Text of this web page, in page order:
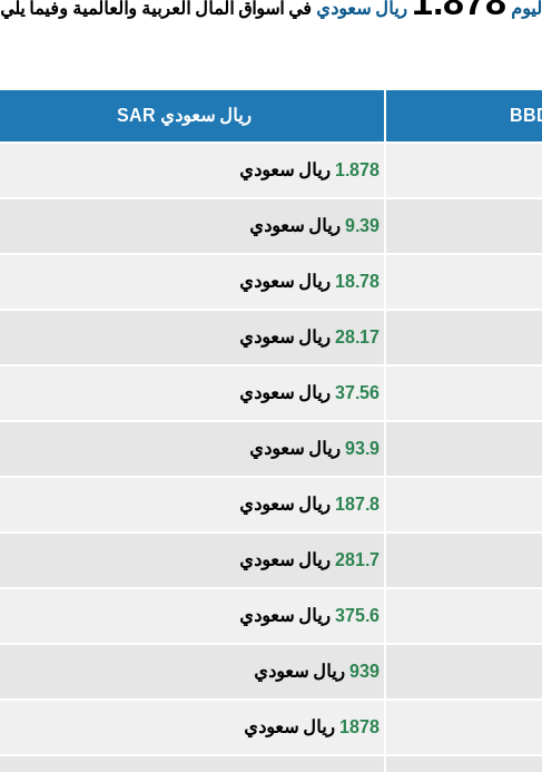
اليوم ريال سعودي في اسواق المال العربية والعالمية وفيما يلي
ريال سعودي SAR
1.878 ريال سعودي
9.39 ريال سعودي
18.78 ريال سعودي
28.17 ريال سعودي
37.56 ريال سعودي
93.9 ريال سعودي
187.8 ريال سعودي
281.7 ريال سعودي
375.6 ريال سعودي
939 ريال سعودي
1878 ريال سعودي